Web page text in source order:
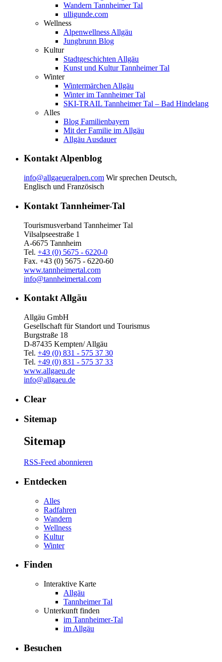
Wandern Tannheimer Tal
ulligunde.com
Wellness
Alpenwellness Allgäu
Jungbrunn Blog
Kultur
Stadtgeschichten Allgäu
Kunst und Kultur Tannheimer Tal
Winter
Wintermärchen Allgäu
Winter im Tannheimer Tal
SKI-TRAIL Tannheimer Tal – Bad Hindelang
Alles
Blog Familienbayern
Mit der Familie im Allgäu
Allgäu Ausdauer
Kontakt Alpenblog
info@allgaeueralpen.com Wir sprechen Deutsch,
Englisch und Französisch
Kontakt Tannheimer-Tal
Tourismusverband Tannheimer Tal
Vilsalpseestraße 1
A-6675 Tannheim
Tel. +43 (0) 5675 - 6220-0
Fax. +43 (0) 5675 - 6220-60
www.tannheimertal.com
info@tannheimertal.com
Kontakt Allgäu
Allgäu GmbH
Gesellschaft für Standort und Tourismus
Burgstraße 18
D-87435 Kempten/ Allgäu
Tel. +49 (0) 831 - 575 37 30
Tel. +49 (0) 831 - 575 37 33
www.allgaeu.de
info@allgaeu.de
Clear
Sitemap
Sitemap
RSS-Feed abonnieren
Entdecken
Alles
Radfahren
Wandern
Wellness
Kultur
Winter
Finden
Interaktive Karte
Allgäu
Tannheimer Tal
Unterkunft finden
im Tannheimer-Tal
im Allgäu
Besuchen